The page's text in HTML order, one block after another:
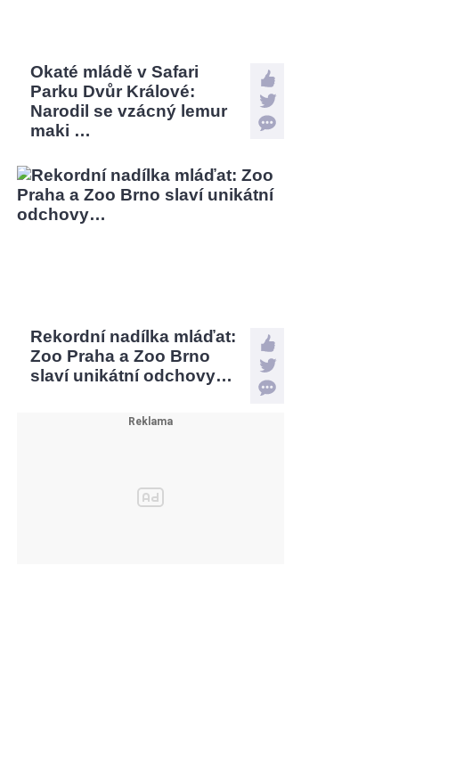
Okaté mládě v Safari
Parku Dvůr Králové:
Narodil se vzácný lemur
maki …
Rekordní nadílka mláďat:
Zoo Praha a Zoo Brno
slaví unikátní odchovy…